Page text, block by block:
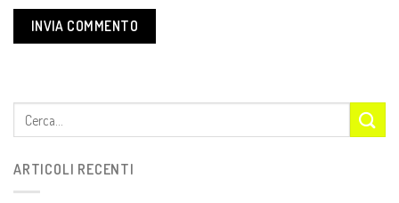
ARTICOLI RECENTI